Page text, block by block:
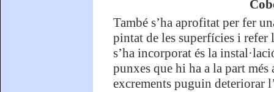
També s’ha aprofitat per fer
pintat de les superfícies i
s’ha incorporat és la
punxes que hi ha a la part
excrements puguin deteriorar